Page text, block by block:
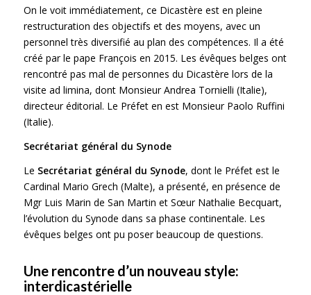
On le voit immédiatement, ce Dicastère est en pleine
restructuration des objectifs et des moyens, avec un
personnel très diversifié au plan des compétences. Il a été
créé par le pape François en 2015. Les évêques belges ont
rencontré pas mal de personnes du Dicastère lors de la
visite ad limina, dont Monsieur Andrea Tornielli (Italie),
directeur éditorial. Le Préfet en est Monsieur Paolo Ruffini
(Italie).
Secrétariat général du Synode
Le Secrétariat général du Synode, dont le Préfet est le
Cardinal Mario Grech (Malte), a présenté, en présence de
Mgr Luis Marin de San Martin et Sœur Nathalie Becquart,
l’évolution du Synode dans sa phase continentale. Les
évêques belges ont pu poser beaucoup de questions.
Une rencontre d’un nouveau style:
interdicastérielle